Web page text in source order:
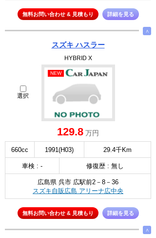
無料お問い合わせ & 見積もり 詳細を見る
∧
スズキ ハスラー
HYBRID X
選択
NEW
129.8 万円
660cc 1991(H03) 29.4千Km
車検 : - 修復歴 : 無し
広島県 呉市 広駅前2－8－36
スズキ自販広島 アリーナ広中央
無料お問い合わせ & 見積もり 詳細を見る
∧